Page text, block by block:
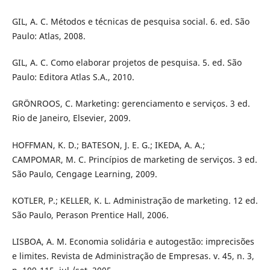
GIL, A. C. Métodos e técnicas de pesquisa social. 6. ed. São
Paulo: Atlas, 2008.
GIL, A. C. Como elaborar projetos de pesquisa. 5. ed. São
Paulo: Editora Atlas S.A., 2010.
GRÖNROOS, C. Marketing: gerenciamento e serviços. 3 ed.
Rio de Janeiro, Elsevier, 2009.
HOFFMAN, K. D.; BATESON, J. E. G.; IKEDA, A. A.;
CAMPOMAR, M. C. Princípios de marketing de serviços. 3 ed.
São Paulo, Cengage Learning, 2009.
KOTLER, P.; KELLER, K. L. Administração de marketing. 12 ed.
São Paulo, Perason Prentice Hall, 2006.
LISBOA, A. M. Economia solidária e autogestão: imprecisões
e limites. Revista de Administração de Empresas. v. 45, n. 3,